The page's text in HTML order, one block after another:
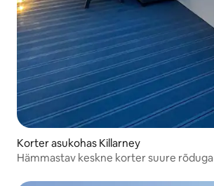
Korter asukohas Killarney
Hämmastav keskne korter suure rõduga